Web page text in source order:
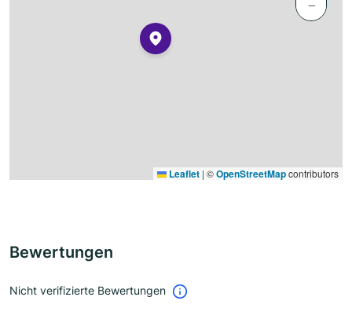
−
Leaflet | ©OpenStreetMapcontributors
Bewertungen
Nicht verifizierte Bewertungen